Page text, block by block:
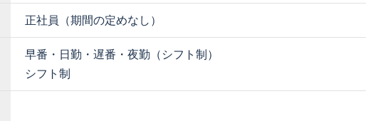
正社員（期間の定めなし）
早番・日勤・遅番・夜勤（シフト制）
シフト制